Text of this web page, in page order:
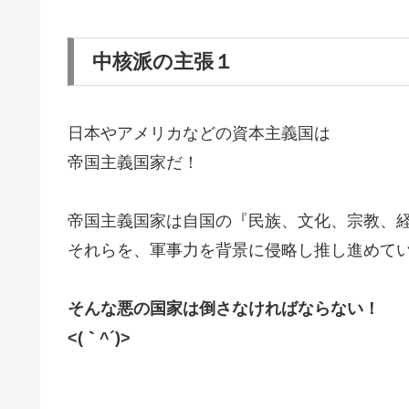
中核派の主張１
日本やアメリカなどの資本主義国は
帝国主義国家だ！
帝国主義国家は自国の『民族、文化、宗教、経
それらを、軍事力を背景に侵略し推し進めて
そんな悪の国家は倒さなければならない！
<(｀^´)>